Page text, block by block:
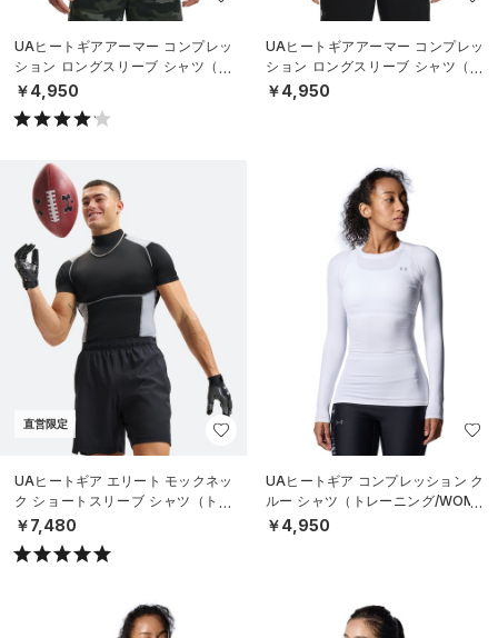
UAヒートギアアーマー コンプレッ
ション ロングスリーブ シャツ（ト
レーニング/MEN）
￥4,950
UAヒートギアアーマー コンプレッ
ション ロングスリーブ シャツ（ト
レーニング/MEN）
￥4,950
直営限定
UAヒートギア エリート モックネッ
ク ショートスリーブ シャツ（トレ
ーニング/MEN）
￥7,480
UAヒートギア コンプレッション ク
ルー シャツ（トレーニング/WOME
N）
￥4,950